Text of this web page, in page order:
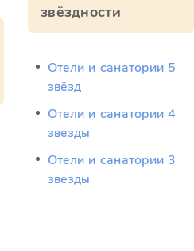
звёздности
Отели и санатории 5
звёзд
Отели и санатории 4
звезды
Отели и санатории 3
звезды